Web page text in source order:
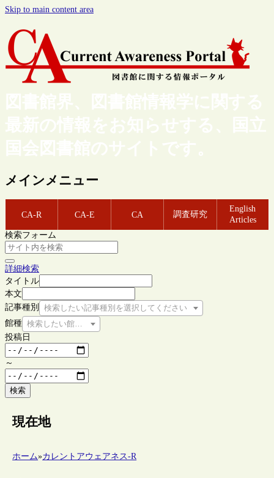
Skip to main content area
図書館界、図書館情報学に関する
最新の情報をお知らせする、国立
国会図書館のサイトです。
メインメニュー
CA-R CA-E CA 調査研究
English
Articles
検索フォーム
詳細検索
タイトル
本文
記事種別
検索したい記事種別を選択してください
館種 検索したい館種を選択してください
投稿日
～
検索
現在地
ホーム»カレントアウェアネス-R